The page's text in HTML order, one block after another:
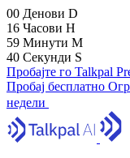
00 Денови D
16 Часови H
59 Минути M
40 Секунди S
Пробајте го Talkpal
Пробај бесплатно
недели